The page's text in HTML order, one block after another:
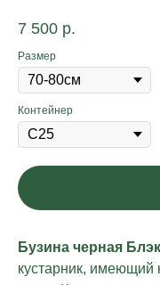
7 500 р.
Размер
Контейнер
Бузина черная
кустарник, имеющий